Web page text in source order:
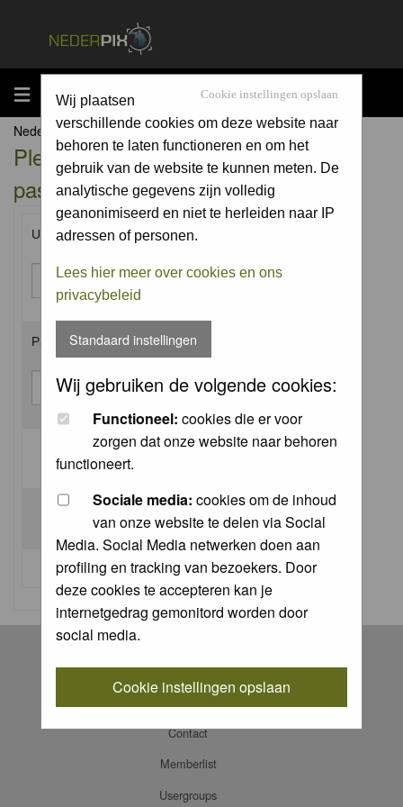
MENU Cookie instellingen opslaan
Wij plaatsen
verschillende cookies om deze website naar
behoren te laten functioneren en om het
gebruik van de website te kunnen meten. De
analytische gegevens zijn volledig
geanonimiseerd en niet te herleiden naar IP
adressen of personen.
Lees hier meer over cookies en ons
privacybeleid
Standaard instellingen
Wij gebruiken de volgende cookies:
Functioneel: cookies die er voor
zorgen dat onze website naar behoren
functioneert.
Sociale media: cookies om de inhoud
van onze website te delen via Social
Media. Social Media netwerken doen aan
profiling en tracking van bezoekers. Door
deze cookies te accepteren kan je
internetgedrag gemonitord worden door
social media.
Cookie instellingen opslaan
Nederpix.nl Forum Index
Please enter your username and
password to log in.
Username:
Password:
Log me on automatically each visit:
I forgot my password
Log in
Contact
Memberlist
Usergroups